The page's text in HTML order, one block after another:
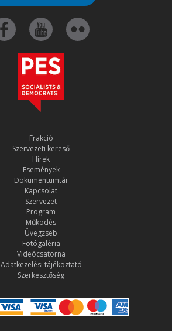
Frakció
Szervezeti kereső
Hírek
Események
Dokumentumtár
Kapcsolat
Szervezet
Program
Működés
Üvegzseb
Fotógaléria
Videócsatorna
Adatkezelési tájékoztató
Szerkesztőség